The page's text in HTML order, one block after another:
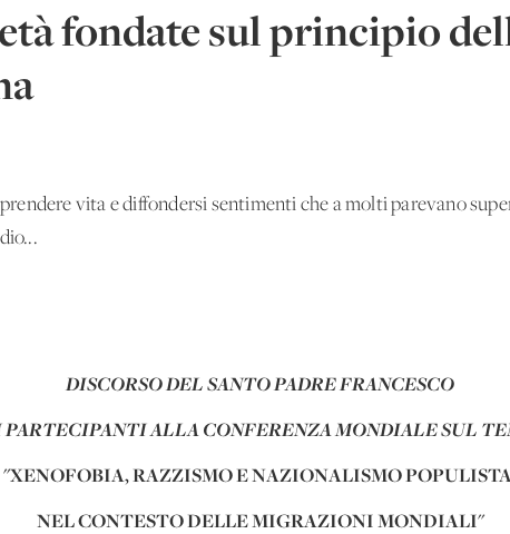
fondate sul principio
vita e diffondersi sentimenti che a molti parevano
DISCORSO DEL SANTO PADRE FRANCESCO
PARTECIPANTI ALLA CONFERENZA MONDIALE SUL
"XENOFOBIA, RAZZISMO E NAZIONALISMO
NEL CONTESTO DELLE MIGRAZIONI MONDIALI"